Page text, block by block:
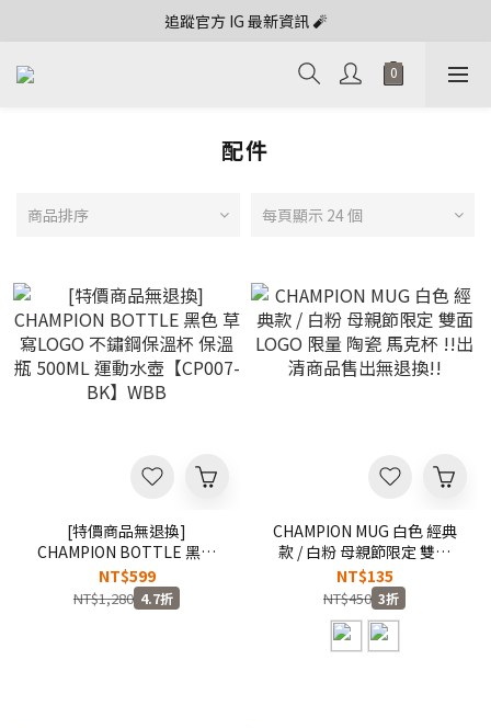
追蹤官方 IG 最新資訊 🧨
配件
商品排序 每頁顯示 24 個
[特價商品無退換]
CHAMPION BOTTLE 黑色
草寫LOGO 不鏽鋼保溫杯 保
溫瓶 500ML 運動水壺
【CP007-BK】WBB
NT$599
NT$1,280 4.7折
CHAMPION MUG 白色 經典
款 / 白粉 母親節限定 雙面
LOGO 限量 陶瓷 馬克杯 !!出
清商品售出無退換!!
NT$135
NT$450 3折